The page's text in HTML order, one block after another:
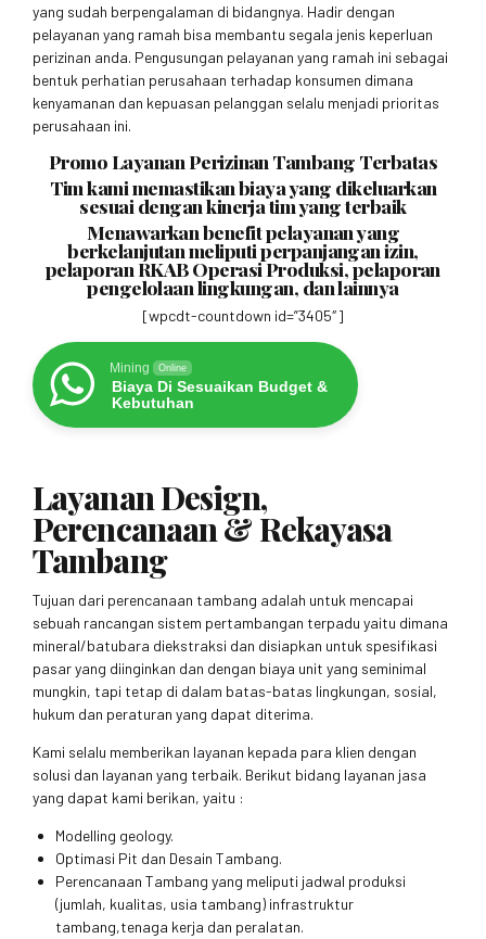
yang sudah berpengalaman di bidangnya. Hadir dengan
pelayanan yang ramah bisa membantu segala jenis keperluan
perizinan anda. Pengusungan pelayanan yang ramah ini sebagai
bentuk perhatian perusahaan terhadap konsumen dimana
kenyamanan dan kepuasan pelanggan selalu menjadi prioritas
perusahaan ini.
Promo Layanan Perizinan Tambang Terbatas
Tim kami memastikan biaya yang dikeluarkan
sesuai dengan kinerja tim yang terbaik
Menawarkan benefit pelayanan yang
berkelanjutan meliputi perpanjangan izin,
pelaporan RKAB Operasi Produksi, pelaporan
pengelolaan lingkungan, dan lainnya
[wpcdt-countdown id=”3405″]
Mining Online
Biaya Di Sesuaikan Budget &
Kebutuhan
Layanan Design,
Perencanaan & Rekayasa
Tambang
Tujuan dari perencanaan tambang adalah untuk mencapai
sebuah rancangan sistem pertambangan terpadu yaitu dimana
mineral/batubara diekstraksi dan disiapkan untuk spesifikasi
pasar yang diinginkan dan dengan biaya unit yang seminimal
mungkin, tapi tetap di dalam batas-batas lingkungan, sosial,
hukum dan peraturan yang dapat diterima.
Kami selalu memberikan layanan kepada para klien dengan
solusi dan layanan yang terbaik. Berikut bidang layanan jasa
yang dapat kami berikan, yaitu :
Modelling geology.
Optimasi Pit dan Desain Tambang.
Perencanaan Tambang yang meliputi jadwal produksi
(jumlah, kualitas, usia tambang) infrastruktur
tambang,tenaga kerja dan peralatan.